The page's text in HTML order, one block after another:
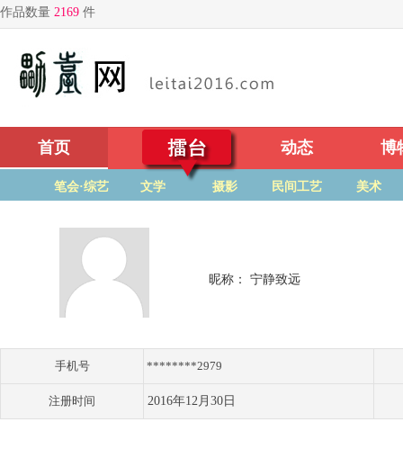
首页 擂台 动态 博
笔会·综艺 文学 摄影 民间工艺 美术
昵称： 宁静致远
手机号 ********2979
注册时间 2016年12月30日